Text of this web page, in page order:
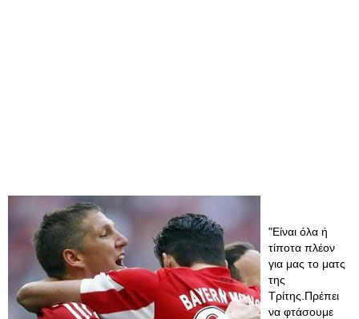
"Είναι όλα ή
τίποτα πλέον
για μας το ματς
της
Τρίτης.Πρέπει
να φτάσουμε